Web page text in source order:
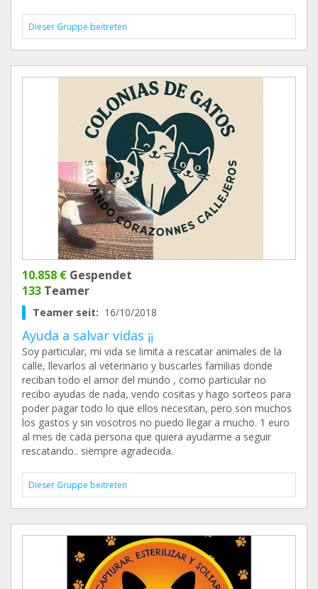
Dieser Gruppe beitreten
10.858 € Gespendet
133 Teamer
Teamer seit: 16/10/2018
Ayuda a salvar vidas ¡¡
Soy particular, mi vida se limita a rescatar animales de la
calle, llevarlos al veterinario y buscarles familias donde
reciban todo el amor del mundo , como particular no
recibo ayudas de nada, vendo cositas y hago sorteos para
poder pagar todo lo que ellos necesitan, pero son muchos
los gastos y sin vosotros no puedo llegar a mucho. 1 euro
al mes de cada persona que quiera ayudarme a seguir
rescatando.. siempre agradecida.
Dieser Gruppe beitreten